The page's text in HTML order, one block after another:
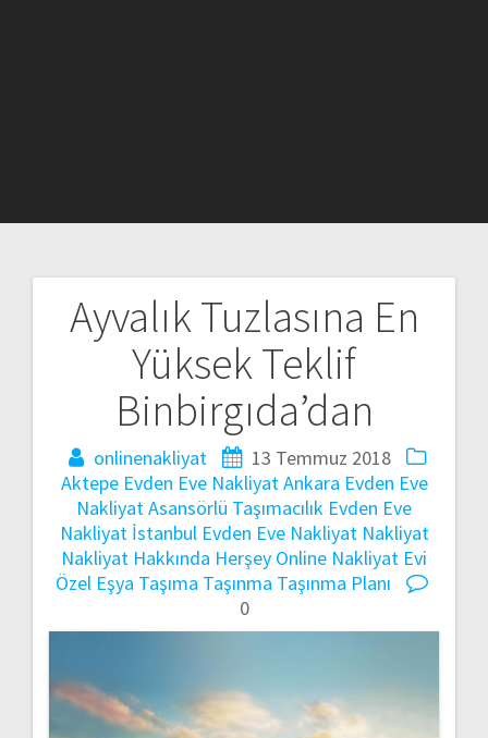
Ayvalık Tuzlasına En
Yüksek Teklif
Binbirgıda’dan
onlinenakliyat
13 Temmuz 2018
Aktepe Evden Eve NakliyatAnkara Evden Eve
NakliyatAsansörlü Taşımacılık Evden Eve
Nakliyat İstanbul Evden Eve Nakliyat Nakliyat
Nakliyat Hakkında Herşey Online Nakliyat Evi
Özel Eşya Taşıma Taşınma Taşınma Planı
0
Yazı
gezinmesi